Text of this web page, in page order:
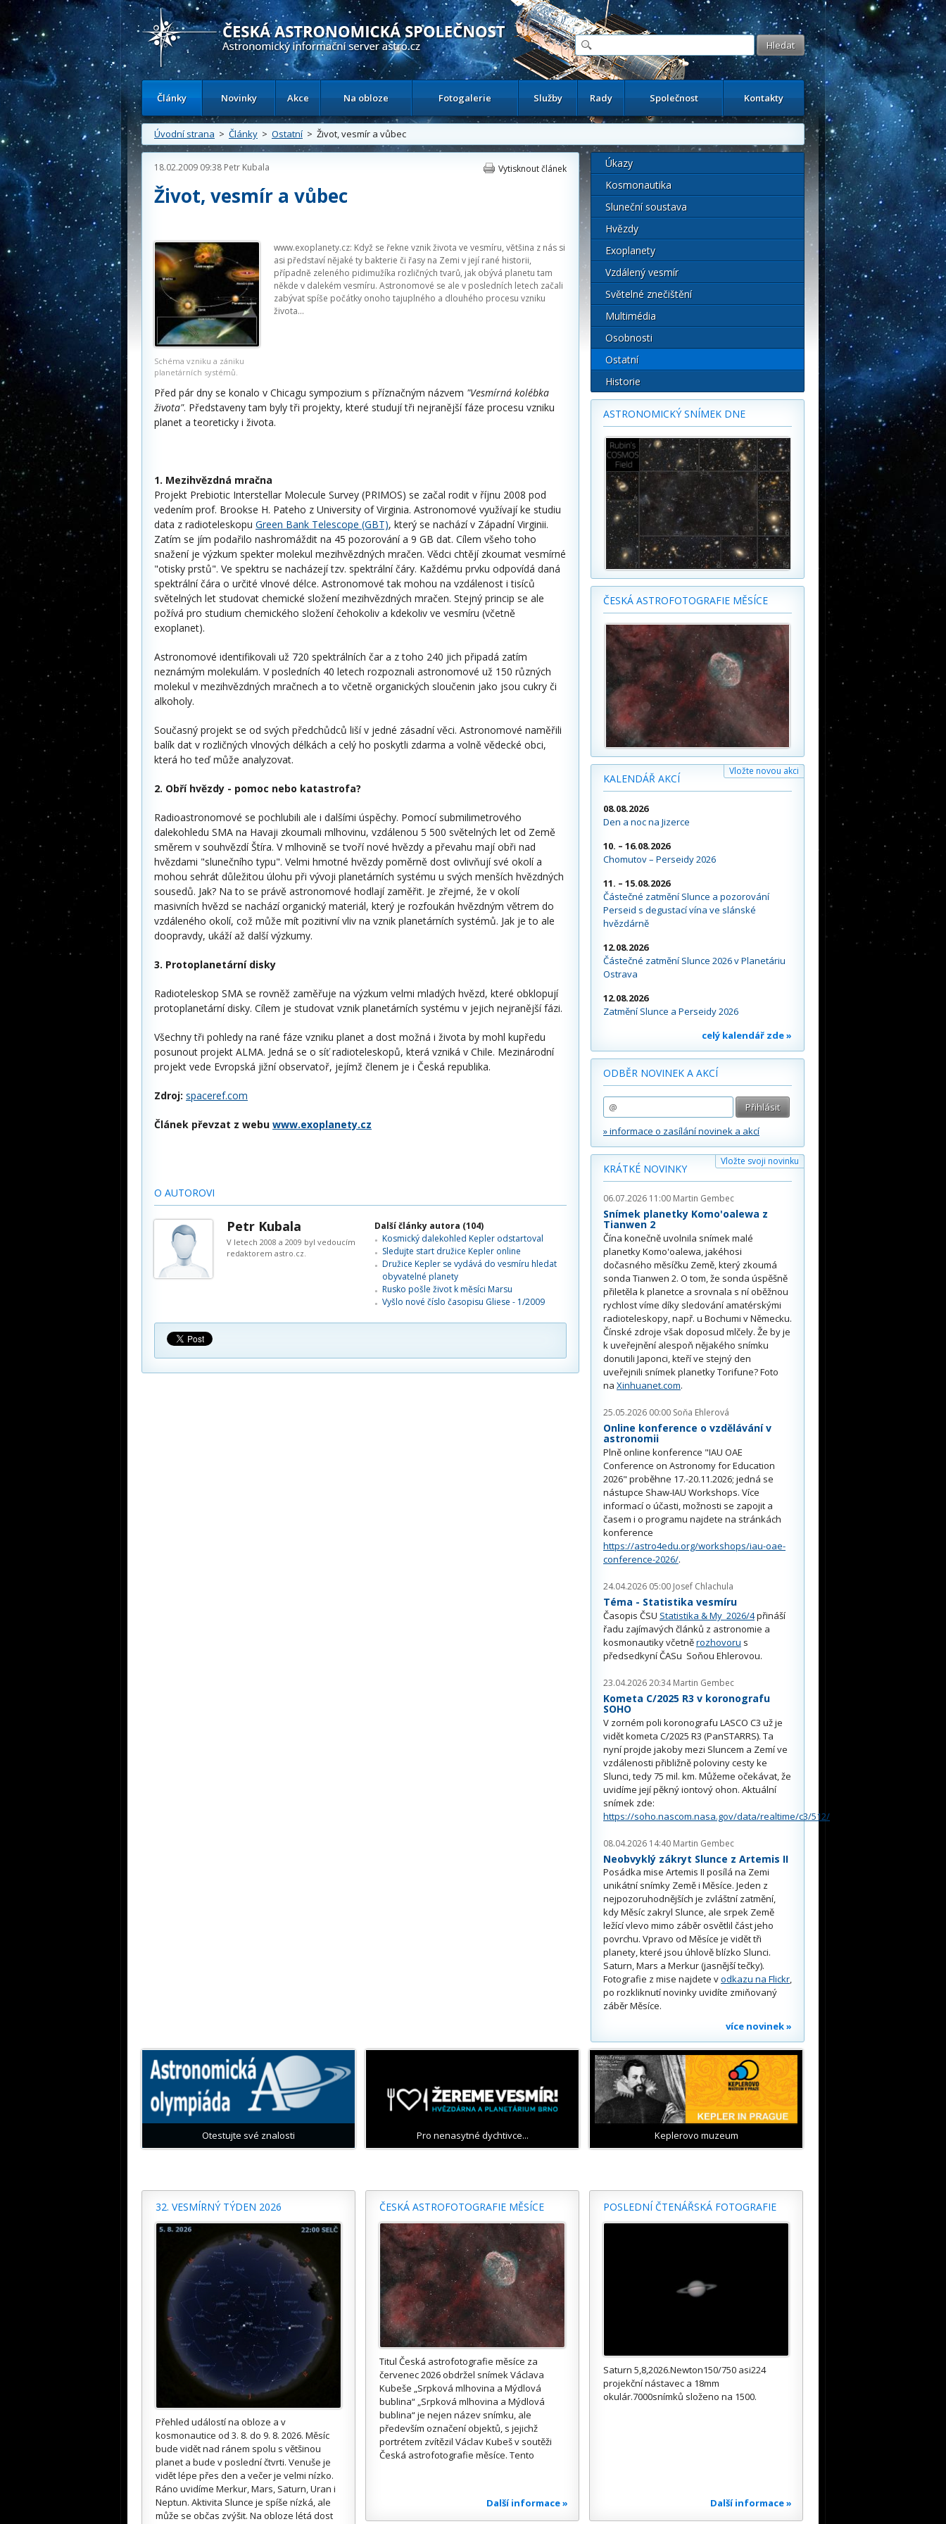
Česká astronomická společnost - Informační astronomický server
Články Novinky Akce Na obloze Fotogalerie Služby Rady Společnost Kontakty
Úvodní strana > Články > Ostatní > Život, vesmír a vůbec
18.02.2009 09:38 Petr Kubala Vytisknout článek
Život, vesmír a vůbec
Schéma vzniku a zániku
planetárních systémů.
www.exoplanety.cz: Když se řekne vznik života ve vesmíru, většina z nás si
asi představí nějaké ty bakterie či řasy na Zemi v její rané historii,
případně zeleného pidimužíka rozličných tvarů, jak obývá planetu tam
někde v dalekém vesmíru. Astronomové se ale v posledních letech začali
zabývat spíše počátky onoho tajuplného a dlouhého procesu vzniku
života…
Před pár dny se konalo v Chicagu sympozium s příznačným názvem "Vesmírná kolébka
života". Představeny tam byly tři projekty, které studují tři nejranější fáze procesu vzniku
planet a teoreticky i života.
1. Mezihvězdná mračna
Projekt Prebiotic Interstellar Molecule Survey (PRIMOS) se začal rodit v říjnu 2008 pod
vedením prof. Brookse H. Pateho z University of Virginia. Astronomové využívají ke studiu
data z radioteleskopu Green Bank Telescope (GBT), který se nachází v Západní Virginii.
Zatím se jím podařilo nashromáždit na 45 pozorování a 9 GB dat. Cílem všeho toho
snažení je výzkum spekter molekul mezihvězdných mračen. Vědci chtějí zkoumat vesmírné
"otisky prstů". Ve spektru se nacházejí tzv. spektrální čáry. Každému prvku odpovídá daná
spektrální čára o určité vlnové délce. Astronomové tak mohou na vzdálenost i tisíců
světelných let studovat chemické složení mezihvězdných mračen. Stejný princip se ale
požívá pro studium chemického složení čehokoliv a kdekoliv ve vesmíru (včetně
exoplanet).
Astronomové identifikovali už 720 spektrálních čar a z toho 240 jich připadá zatím
neznámým molekulám. V posledních 40 letech rozpoznali astronomové už 150 různých
molekul v mezihvězdných mračnech a to včetně organických sloučenin jako jsou cukry či
alkoholy.
Současný projekt se od svých předchůdců liší v jedné zásadní věci. Astronomové naměřili
balík dat v rozličných vlnových délkách a celý ho poskytli zdarma a volně vědecké obci,
která ho teď může analyzovat.
2. Obří hvězdy - pomoc nebo katastrofa?
Radioastronomové se pochlubili ale i dalšími úspěchy. Pomocí submilimetrového
dalekohledu SMA na Havaji zkoumali mlhovinu, vzdálenou 5 500 světelných let od Země
směrem v souhvězdí Štíra. V mlhovině se tvoří nové hvězdy a převahu mají obři nad
hvězdami "slunečního typu". Velmi hmotné hvězdy poměrně dost ovlivňují své okolí a
mohou sehrát důležitou úlohu při vývoji planetárních systému u svých menších hvězdných
sousedů. Jak? Na to se právě astronomové hodlají zaměřit. Je zřejmé, že v okolí
masivních hvězd se nachází organický materiál, který je rozfoukán hvězdným větrem do
vzdáleného okolí, což může mít pozitivní vliv na vznik planetárních systémů. Jak je to ale
doopravdy, ukáží až další výzkumy.
3. Protoplanetární disky
Radioteleskop SMA se rovněž zaměřuje na výzkum velmi mladých hvězd, které obklopují
protoplanetární disky. Cílem je studovat vznik planetárních systému v jejich nejranější fázi.
Všechny tři pohledy na rané fáze vzniku planet a dost možná i života by mohl kupředu
posunout projekt ALMA. Jedná se o síť radioteleskopů, která vzniká v Chile. Mezinárodní
projekt vede Evropská jižní observatoř, jejímž členem je i Česká republika.
Zdroj: spaceref.com
Článek převzat z webu www.exoplanety.cz
O AUTOROVI
Petr Kubala
V letech 2008 a 2009 byl vedoucím
redaktorem astro.cz.
Další články autora (104)
Kosmický dalekohled Kepler odstartoval
Sledujte start družice Kepler online
Družice Kepler se vydává do vesmíru hledat
obyvatelné planety
Rusko pošle život k měsíci Marsu
Vyšlo nové číslo časopisu Gliese - 1/2009
Úkazy
Kosmonautika
Sluneční soustava
Hvězdy
Exoplanety
Vzdálený vesmír
Světelné znečištění
Multimédia
Osobnosti
Ostatní
Historie
ASTRONOMICKÝ SNÍMEK DNE
ČESKÁ ASTROFOTOGRAFIE MĚSÍCE
KALENDÁŘ AKCÍ
Vložte novou akci
08.08.2026
Den a noc na Jizerce
10. – 16.08.2026
Chomutov – Perseidy 2026
11. – 15.08.2026
Částečné zatmění Slunce a pozorování
Perseid s degustací vína ve slánské
hvězdárně
12.08.2026
Částečné zatmění Slunce 2026 v Planetáriu
Ostrava
12.08.2026
Zatmění Slunce a Perseidy 2026
celý kalendář zde »
ODBĚR NOVINEK A AKCÍ
» informace o zasílání novinek a akcí
Vložte svoji novinku
KRÁTKÉ NOVINKY
06.07.2026 11:00 Martin Gembec
Snímek planetky Komo'oalewa z
Tianwen 2
Čína konečně uvolnila snímek malé
planetky Komo'oalewa, jakéhosi
dočasného měsíčku Země, který zkoumá
sonda Tianwen 2. O tom, že sonda úspěšně
přiletěla k planetce a srovnala s ní oběžnou
rychlost víme díky sledování amatérskými
radioteleskopy, např. u Bochumi v Německu.
Čínské zdroje však doposud mlčely. Že by je
k uveřejnění alespoň nějakého snímku
donutili Japonci, kteří ve stejný den
uveřejnili snímek planetky Torifune? Foto
na Xinhuanet.com.
25.05.2026 00:00 Soňa Ehlerová
Online konference o vzdělávání v
astronomii
Plně online konference "IAU OAE
Conference on Astronomy for Education
2026" proběhne 17.-20.11.2026; jedná se
nástupce Shaw-IAU Workshops. Více
informací o účasti, možnosti se zapojit a
časem i o programu najdete na stránkách
konference
https://astro4edu.org/workshops/iau-oae-
conference-2026/.
24.04.2026 05:00 Josef Chlachula
Téma - Statistika vesmíru
Časopis ČSU Statistika & My 2026/4přináší
řadu zajímavých článků z astronomie a
kosmonautiky včetněrozhovoru s
předsedkyní ČASu Soňou Ehlerovou.
23.04.2026 20:34 Martin Gembec
Kometa C/2025 R3 v koronografu
SOHO
V zorném poli koronografu LASCO C3 už je
vidět kometa C/2025 R3 (PanSTARRS). Ta
nyní projde jakoby mezi Sluncem a Zemí ve
vzdálenosti přibližně poloviny cesty ke
Slunci, tedy 75 mil. km. Můžeme očekávat, že
uvidíme její pěkný iontový ohon. Aktuální
snímek zde:
https://soho.nascom.nasa.gov/data/realtime/c3/512/
08.04.2026 14:40 Martin Gembec
Neobvyklý zákryt Slunce z Artemis II
Posádka mise Artemis II posílá na Zemi
unikátní snímky Země i Měsíce. Jeden z
nejpozoruhodnějších je zvláštní zatmění,
kdy Měsíc zakryl Slunce, ale srpek Země
ležící vlevo mimo záběr osvětlil část jeho
povrchu. Vpravo od Měsíce je vidět tři
planety, které jsou úhlově blízko Slunci.
Saturn, Mars a Merkur (jasnější tečky).
Fotografie z mise najdete vodkazu na Flickr,
po rozkliknutí novinky uvidíte zmiňovaný
záběr Měsíce.
více novinek »
Otestujte své znalosti Pro nenasytné dychtivce... Keplerovo muzeum
32. VESMÍRNÝ TÝDEN 2026
Přehled událostí na obloze a v
kosmonautice od 3. 8. do 9. 8. 2026. Měsíc
bude vidět nad ránem spolu s většinou
planet a bude v poslední čtvrti. Venuše je
vidět lépe přes den a večer je velmi nízko.
Ráno uvidíme Merkur, Mars, Saturn, Uran i
Neptun. Aktivita Slunce je spíše nízká, ale
může se občas zvýšit. Na obloze létá dost
ČESKÁ ASTROFOTOGRAFIE MĚSÍCE
Titul Česká astrofotografie měsíce za
červenec 2026 obdržel snímek Václava
Kubeše „Srpková mlhovina a Mýdlová
bublina“ „Srpková mlhovina a Mýdlová
bublina“ je nejen název snímku, ale
především označení objektů, s jejichž
portrétem zvítězil Václav Kubeš v soutěži
Česká astrofotografie měsíce. Tento
Další informace »
POSLEDNÍ ČTENÁŘSKÁ FOTOGRAFIE
Saturn 5,8,2026.Newton150/750 asi224
projekční nástavec a 18mm
okulár.7000snímků složeno na 1500.
Další informace »